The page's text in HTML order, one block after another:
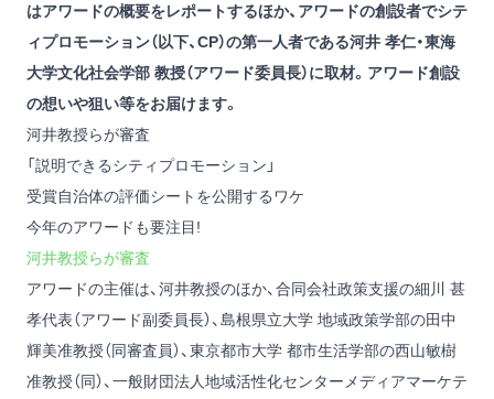
はアワードの概要をレポートするほか、アワードの創設者でシテ
ィプロモーション（以下、CP）の第一人者である河井 孝仁・東海
大学文化社会学部 教授（アワード委員長）に取材。アワード創設
の想いや狙い等をお届けます。
河井教授らが審査
「説明できるシティプロモーション」
受賞自治体の評価シートを公開するワケ
今年のアワードも要注目!
河井教授らが審査
アワードの主催は、河井教授のほか、合同会社政策支援の細川 甚
孝代表（アワード副委員長）、島根県立大学 地域政策学部の田中
輝美准教授（同審査員）、東京都市大学 都市生活学部の西山敏樹
准教授（同）、一般財団法人地域活性化センターメディアマーケテ